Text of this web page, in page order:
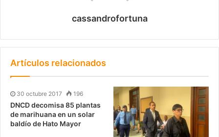
cassandrofortuna
Artículos relacionados
30 octubre 2017 196
DNCD decomisa 85 plantas
de marihuana en un solar
baldío de Hato Mayor